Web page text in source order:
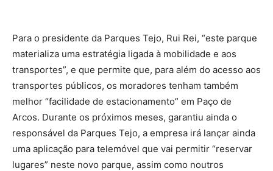
Para o presidente da Parques Tejo, Rui Rei, “este parque
materializa uma estratégia ligada à mobilidade e aos
transportes”, e que permite que, para além do acesso aos
transportes públicos, os moradores tenham também
melhor “facilidade de estacionamento” em Paço de
Arcos. Durante os próximos meses, garantiu ainda o
responsável da Parques Tejo, a empresa irá lançar ainda
uma aplicação para telemóvel que vai permitir “reservar
lugares” neste novo parque, assim como noutros